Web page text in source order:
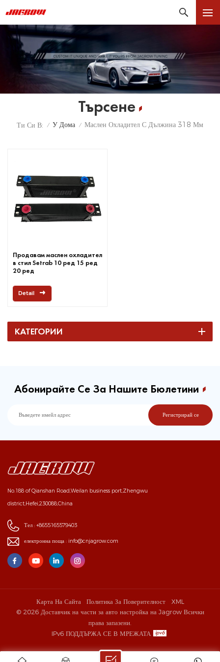
Търсене
Ти Си В: / У Дома / Маслен Охладител С Дължина 318 Мм
Продавам маслен охладител
в стил Setrab 10 ред 15 ред
20 ред
Detail
КАТЕГОРИИ
Абонирайте Се За Нашите Бюлетини
No.188 of Qianshan Road,Weilan business port,Zhengwu
district,Hefei,230088,China
Тел : +8655165579403
електронна поща : info@cnjagrow.com
Карта На Сайта Политика За Поверителност
XML
© 2026 Доставчик на части за авто настройка на Jagrow Всички
права запазени.
IPv6 ПОДДЪРЖА СЕ В МРЕЖАТА